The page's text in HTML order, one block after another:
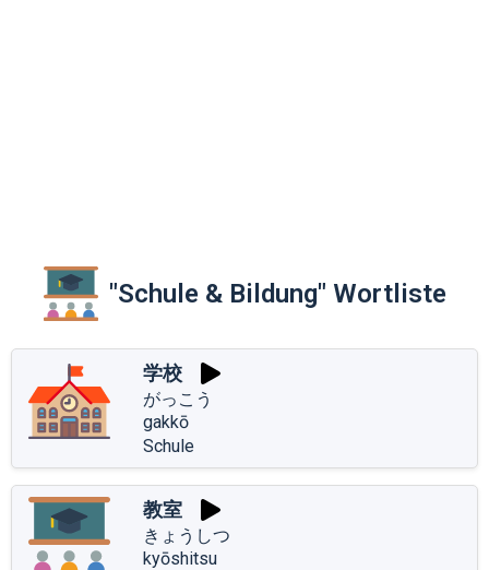
"Schule & Bildung" Wortliste
学校
がっこう
gakkō
Schule
教室
きょうしつ
kyōshitsu